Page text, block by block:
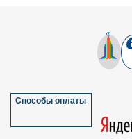
Способы оплаты